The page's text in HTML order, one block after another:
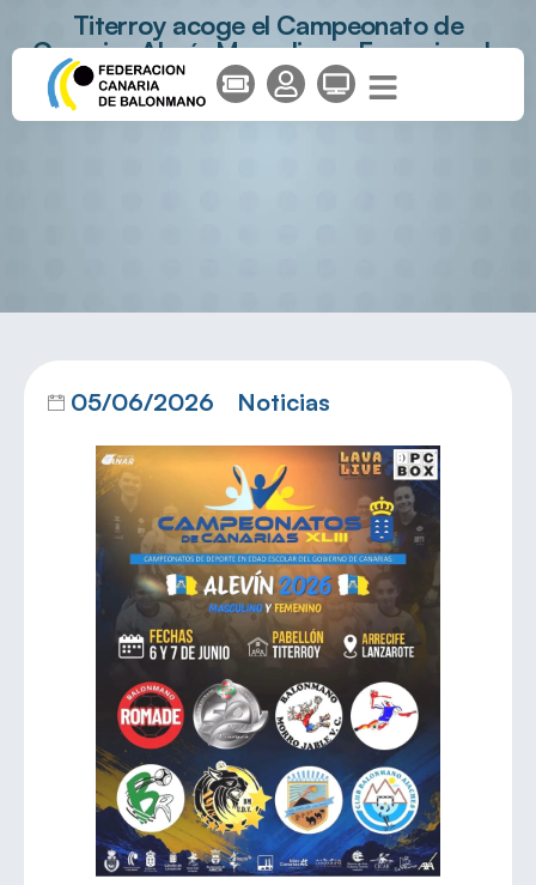
Titerroy acoge el Campeonato de
Canarias Alevín Masculino y Femenino de
Balonmano
05/06/2026 Noticias